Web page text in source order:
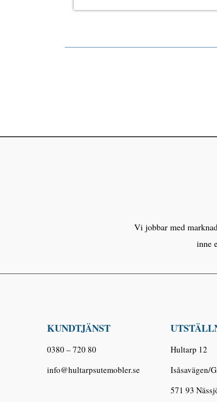
Vi jobbar med
inne
KUNDTJÄNST
0380 – 720 80
info@hultarpsutemobler.se
Hultarp 12
Isåsavägen/
571 93